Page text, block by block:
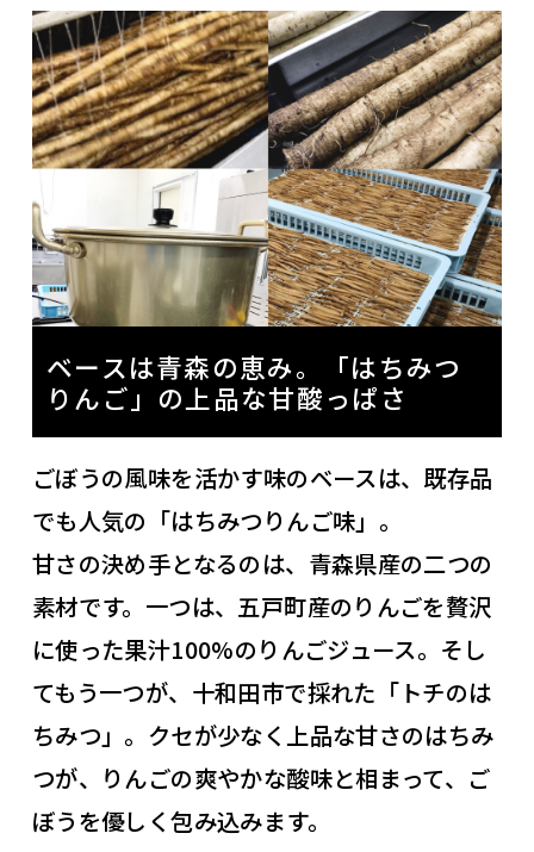
ベースは青森の恵み。「はちみつ
りんご」の上品な甘酸っぱさ
ごぼうの風味を活かす味のベースは、既存品
でも人気の「はちみつりんご味」。
甘さの決め手となるのは、青森県産の二つの
素材です。一つは、五戸町産のりんごを贅沢
に使った果汁100%のりんごジュース。そし
てもう一つが、十和田市で採れた「トチのは
ちみつ」。クセが少なく上品な甘さのはちみ
つが、りんごの爽やかな酸味と相まって、ご
ぼうを優しく包み込みます。